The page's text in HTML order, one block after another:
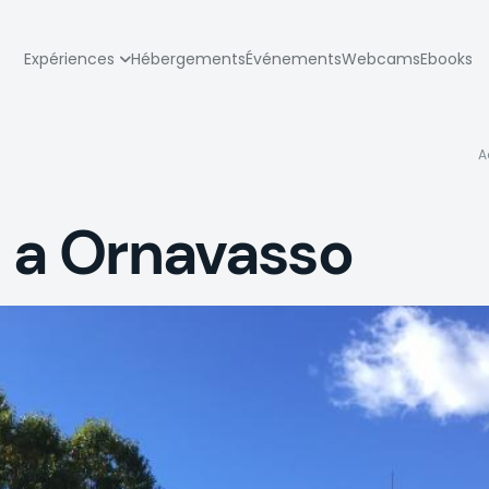
Expériences HébergementsÉvénementsWebcamsEbooks
Ornavasso